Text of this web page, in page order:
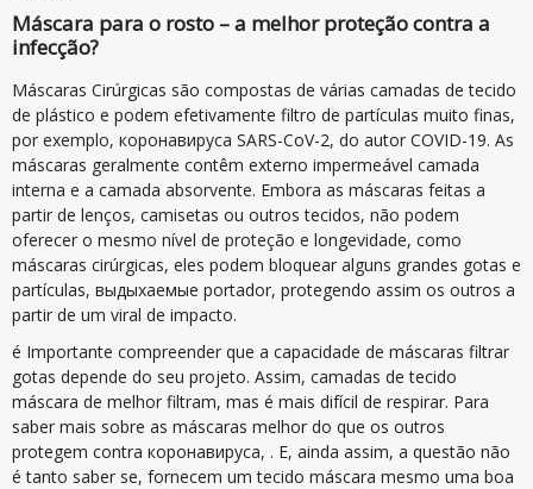
Máscara para o rosto – a melhor proteção contra a
infecção?
Máscaras Cirúrgicas são compostas de várias camadas de tecido
de plástico e podem efetivamente filtro de partículas muito finas,
por exemplo, коронавируса SARS-CoV-2, do autor COVID-19. As
máscaras geralmente contêm externo impermeável camada
interna e a camada absorvente. Embora as máscaras feitas a
partir de lenços, camisetas ou outros tecidos, não podem
oferecer o mesmo nível de proteção e longevidade, como
máscaras cirúrgicas, eles podem bloquear alguns grandes gotas e
partículas, выдыхаемые portador, protegendo assim os outros a
partir de um viral de impacto.
é Importante compreender que a capacidade de máscaras filtrar
gotas depende do seu projeto. Assim, camadas de tecido
máscara de melhor filtram, mas é mais difícil de respirar. Para
saber mais sobre as máscaras melhor do que os outros
protegem contra коронавируса, . E, ainda assim, a questão não
é tanto saber se, fornecem um tecido máscara mesmo uma boa